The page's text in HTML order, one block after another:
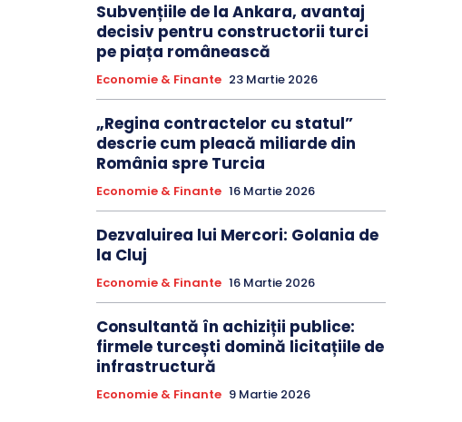
Subvențiile de la Ankara, avantaj
decisiv pentru constructorii turci
pe piața românească
Economie & Finante 23 Martie 2026
„Regina contractelor cu statul”
descrie cum pleacă miliarde din
România spre Turcia
Economie & Finante 16 Martie 2026
Dezvaluirea lui Mercori: Golania de
la Cluj
Economie & Finante 16 Martie 2026
Consultantă în achiziții publice:
firmele turcești domină licitațiile de
infrastructură
Economie & Finante 9 Martie 2026